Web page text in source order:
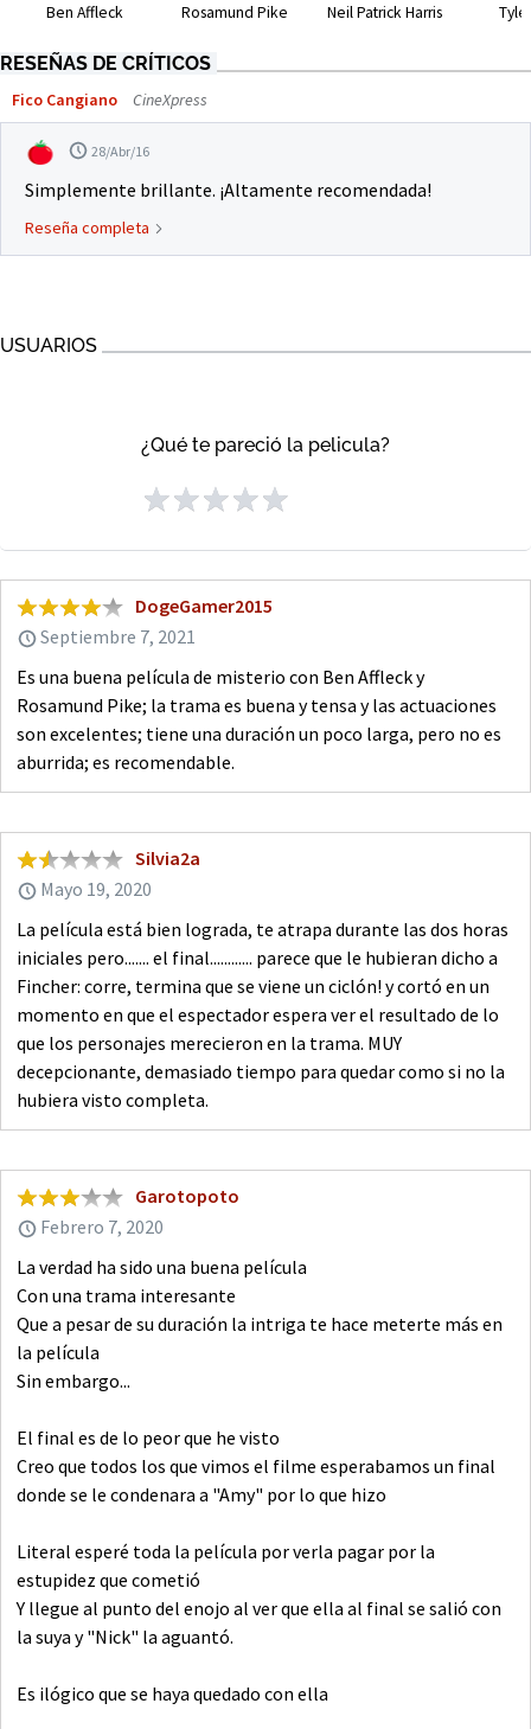
Ben Affleck Rosamund Pike Neil Patrick Harris
RESEÑAS DE CRÍTICOS
Fico Cangiano CineXpress
28/Abr/16
Simplemente brillante. ¡Altamente recomendada!
Reseña completa
USUARIOS
¿Qué te pareció la pelicula?
DogeGamer2015
Septiembre 7, 2021
Es una buena película de misterio con Ben Affleck y
Rosamund Pike; la trama es buena y tensa y las actuaciones
son excelentes; tiene una duración un poco larga, pero no es
aburrida; es recomendable.
Silvia2a
Mayo 19, 2020
La película está bien lograda, te atrapa durante las dos horas
iniciales pero....... el final............ parece que le hubieran dicho a
Fincher: corre, termina que se viene un ciclón! y cortó en un
momento en que el espectador espera ver el resultado de lo
que los personajes merecieron en la trama. MUY
decepcionante, demasiado tiempo para quedar como si no la
hubiera visto completa.
Garotopoto
Febrero 7, 2020
La verdad ha sido una buena película
Con una trama interesante
Que a pesar de su duración la intriga te hace meterte más en
la película
Sin embargo...
El final es de lo peor que he visto
Creo que todos los que vimos el filme esperabamos un final
donde se le condenara a "Amy" por lo que hizo
Literal esperé toda la película por verla pagar por la
estupidez que cometió
Y llegue al punto del enojo al ver que ella al final se salió con
la suya y "Nick" la aguantó.
Es ilógico que se haya quedado con ella